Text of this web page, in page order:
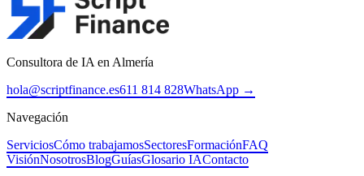
Consultora de IA en Almería
hola@scriptfinance.es611 814 828WhatsApp →
Navegación
ServiciosCómo trabajamosSectoresFormaciónFAQ
VisiónNosotrosBlogGuíasGlosario IAContacto